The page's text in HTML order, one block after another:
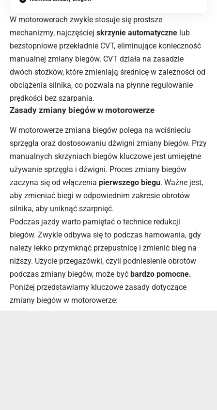
W motorowerach zwykle stosuje się prostsze
mechanizmy, najczęściej skrzynie automatyczne lub
bezstopniowe przekładnie CVT, eliminujące konieczność
manualnej zmiany biegów. CVT działa na zasadzie
dwóch stożków, które zmieniają średnicę w zależności od
obciążenia silnika, co pozwala na płynne regulowanie
prędkości bez szarpania.
Zasady zmiany biegów w motorowerze
W motorowerze zmiana biegów polega na wciśnięciu
sprzęgła oraz dostosowaniu dźwigni zmiany biegów. Przy
manualnych skrzyniach biegów kluczowe jest umiejętne
używanie sprzęgła i dźwigni. Proces zmiany biegów
zaczyna się od włączenia pierwszego biegu. Ważne jest,
aby zmieniać biegi w odpowiednim zakresie obrotów
silnika, aby uniknąć szarpnięć.
Podczas jazdy warto pamiętać o technice redukcji
biegów. Zwykle odbywa się to podczas hamowania, gdy
należy lekko przymknąć przepustnicę i zmienić bieg na
niższy. Użycie przegazówki, czyli podniesienie obrotów
podczas zmiany biegów, może być bardzo pomocne.
Poniżej przedstawiamy kluczowe zasady dotyczące
zmiany biegów w motorowerze: